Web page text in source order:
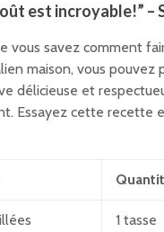
est incroyable!” –
vous savez comment
maison, vous pouvez
délicieuse et
Essayez cette recette
1 tasse